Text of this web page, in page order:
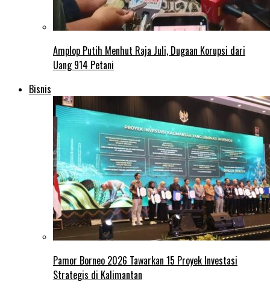
Amplop Putih Menhut Raja Juli, Dugaan Korupsi dari
Uang 914 Petani
Bisnis
Pamor Borneo 2026 Tawarkan 15 Proyek Investasi
Strategis di Kalimantan